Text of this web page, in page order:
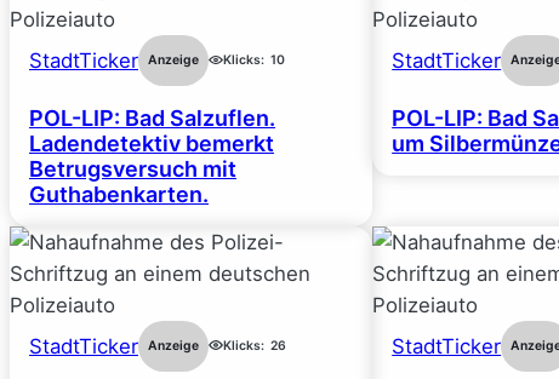
StadtTicker Anzeige Klicks: 10
POL-LIP: Bad Salzuflen.
Ladendetektiv bemerkt
Betrugsversuch mit
Guthabenkarten.
StadtTicker
POL-LIP: Bad
um
StadtTicker Anzeige Klicks: 26 StadtTicker